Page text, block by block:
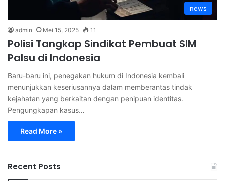
news
admin Mei 15, 2025 11
Polisi Tangkap Sindikat Pembuat SIM
Palsu di Indonesia
Baru-baru ini, penegakan hukum di Indonesia kembali
menunjukkan keseriusannya dalam memberantas tindak
kejahatan yang berkaitan dengan penipuan identitas.
Pengungkapan kasus…
Read More »
Recent Posts